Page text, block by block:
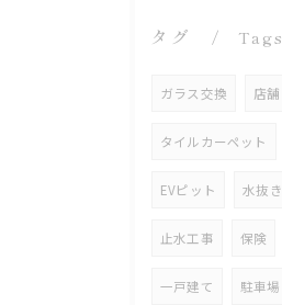
タグ Tags
ガラス交換 店舗
タイルカーペット
EVピット 水抜き
止水工事 保険
一戸建て 駐車場